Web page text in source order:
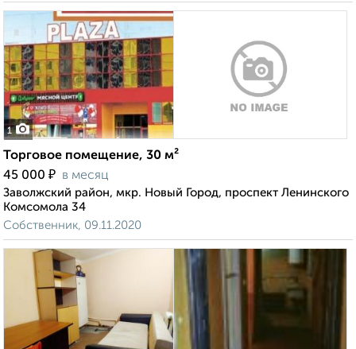
1
Торговое помещение, 30 м²
45 000 ₽ в месяц
Заволжский район, мкр. Новый Город, проспект Ленинского
Комсомола 34
Собственник, 09.11.2020